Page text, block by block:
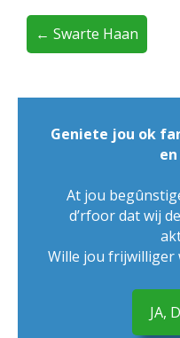
← Swarte Haan
Geniete jou ok
At jou
d’rfoor dat wij
Wille jou frijwilliger
JA,